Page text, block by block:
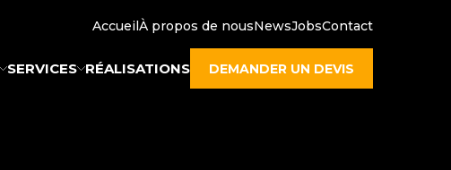
AccueilÀ propos de nousNewsJobsContact
SERVICES RÉALISATIONS DEMANDER UN DEVIS